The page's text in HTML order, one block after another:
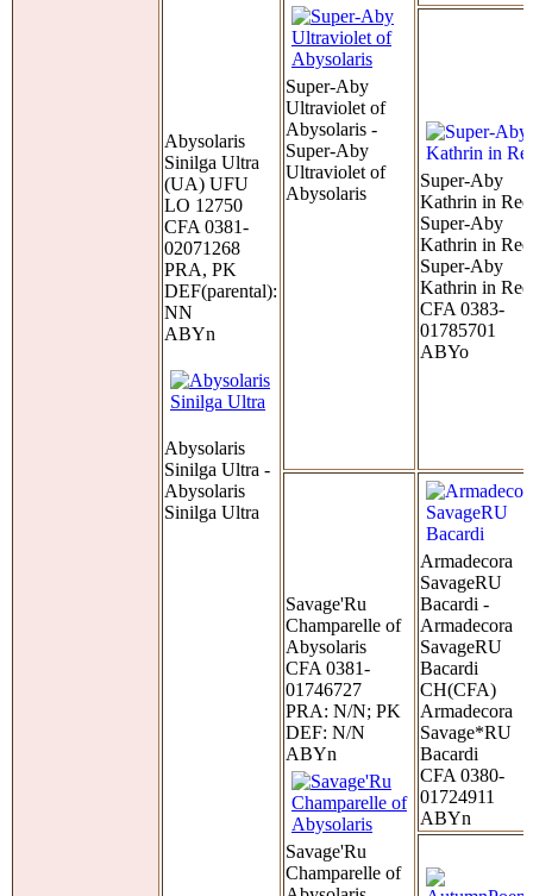
Abysolaris
Sinilga Ultra
(UA) UFU
LO 12750
CFA 0381-
02071268
PRA, PK
DEF(parental):
NN
ABYn
Abysolaris
Sinilga Ultra -
Abysolaris
Sinilga Ultra
Super-Aby
Ultraviolet of
Abysolaris -
Super-Aby
Ultraviolet of
Abysolaris
Super-Aby
Kathrin in
Super-Aby
Kathrin in Red
Super-Aby
Kathrin in Red
CFA 0383-
01785701
ABYo
Savage'Ru
Champarelle of
Abysolaris
CFA 0381-
01746727
PRA: N/N; PK
DEF: N/N
ABYn
Savage'Ru
Champarelle of
Armadecora
SavageRU
Bacardi -
Armadecora
SavageRU
Bacardi
CH(CFA)
Armadecora
Savage*RU
Bacardi
CFA 0380-
01724911
ABYn